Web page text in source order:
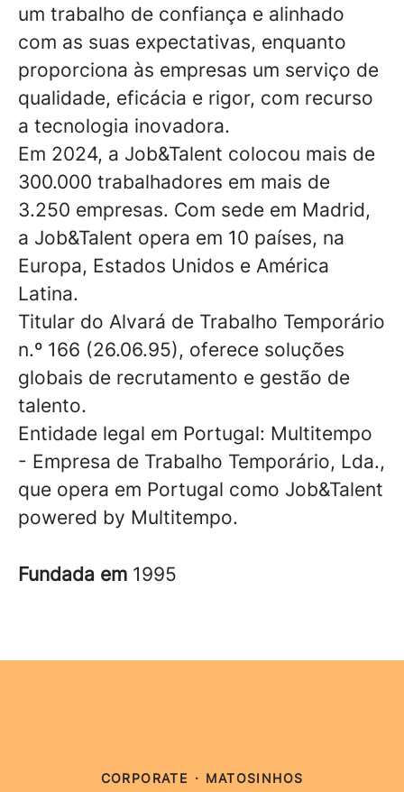
um trabalho de confiança e alinhado
com as suas expectativas, enquanto
proporciona às empresas um serviço de
qualidade, eficácia e rigor, com recurso
a tecnologia inovadora.
Em 2024, a Job&Talent colocou mais de
300.000 trabalhadores em mais de
3.250 empresas. Com sede em Madrid,
a Job&Talent opera em 10 países, na
Europa, Estados Unidos e América
Latina.
Titular do Alvará de Trabalho Temporário
n.º 166 (26.06.95), oferece soluções
globais de recrutamento e gestão de
talento.
Entidade legal em Portugal: Multitempo
- Empresa de Trabalho Temporário, Lda.,
que opera em Portugal como Job&Talent
powered by Multitempo.
Fundada em 1995
CORPORATE · MATOSINHOS